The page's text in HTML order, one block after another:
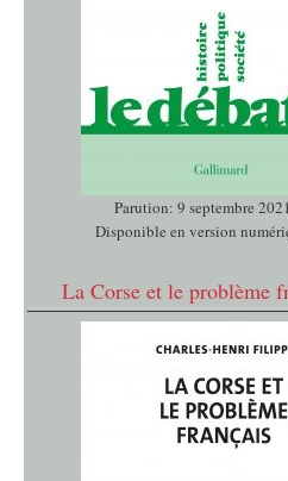
Parution: 9 septembre 2021
Disponible en version
La Corse et le problème